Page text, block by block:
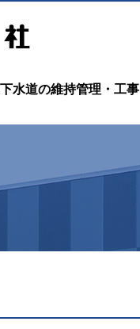
水道の維持管理・工事